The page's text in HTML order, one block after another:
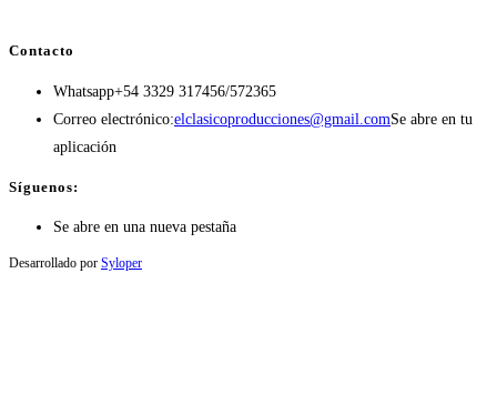
Contacto
Whatsapp+54 3329 317456/572365
Correo electrónico:elclasicoproducciones@gmail.comSe abre en tu
aplicación
Síguenos:
Se abre en una nueva pestaña
Desarrollado por Syloper